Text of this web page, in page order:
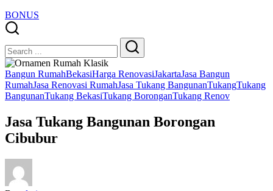
BONUS
Search
Search
Bangun RumahBekasiHarga RenovasiJakartaJasa Bangun
RumahJasa Renovasi RumahJasa Tukang BangunanTukangTukang
BangunanTukang BekasiTukang BoronganTukang Renov
Jasa Tukang Bangunan Borongan
Cibubur